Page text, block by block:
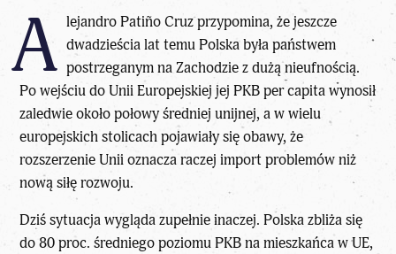
A lejandro Patiño Cruz przypomina, że jeszcze
dwadzieścia lat temu Polska była państwem
postrzeganym na Zachodzie z dużą nieufnością.
Po wejściu do Unii Europejskiej jej PKB per capita wynosił
zaledwie około połowy średniej unijnej, a w wielu
europejskich stolicach pojawiały się obawy, że
rozszerzenie Unii oznacza raczej import problemów niż
nową siłę rozwoju.
Dziś sytuacja wygląda zupełnie inaczej. Polska zbliża się
do 80 proc. średniego poziomu PKB na mieszkańca w UE,